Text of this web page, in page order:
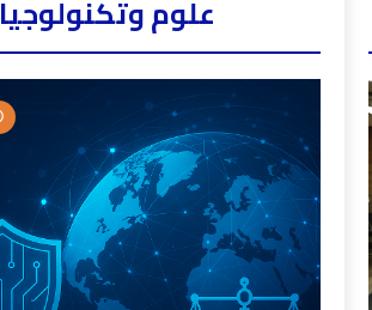
علوم وتكنولوجيا